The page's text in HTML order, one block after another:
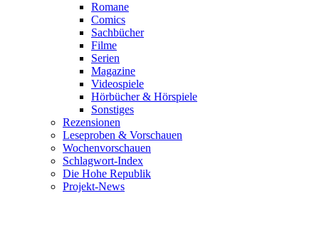
Romane
Comics
Sachbücher
Filme
Serien
Magazine
Videospiele
Hörbücher & Hörspiele
Sonstiges
Rezensionen
Leseproben & Vorschauen
Wochenvorschauen
Schlagwort-Index
Die Hohe Republik
Projekt-News